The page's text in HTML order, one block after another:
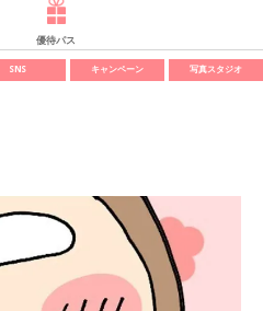
優待パス
SNS キャンペーン 写真スタジオ